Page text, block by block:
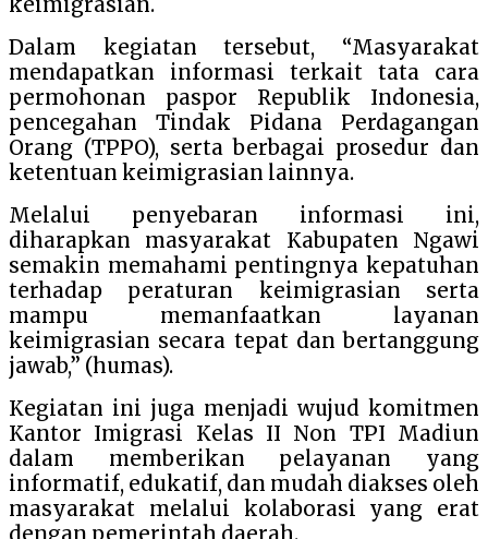
Dalam kegiatan tersebut, “Masyarakat
mendapatkan informasi terkait tata cara
permohonan paspor Republik Indonesia,
pencegahan Tindak Pidana Perdagangan
Orang (TPPO), serta berbagai prosedur dan
ketentuan keimigrasian lainnya.
Melalui penyebaran informasi ini,
diharapkan masyarakat Kabupaten Ngawi
semakin memahami pentingnya kepatuhan
terhadap peraturan keimigrasian serta
mampu memanfaatkan layanan
keimigrasian secara tepat dan bertanggung
jawab,” (humas).
Kegiatan ini juga menjadi wujud komitmen
Kantor Imigrasi Kelas II Non TPI Madiun
dalam memberikan pelayanan yang
informatif, edukatif, dan mudah diakses oleh
masyarakat melalui kolaborasi yang erat
dengan pemerintah daerah.